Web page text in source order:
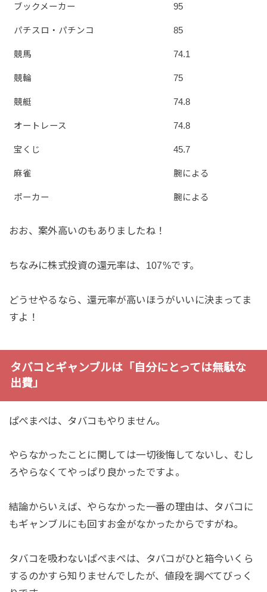
ブックメーカー 95
パチスロ・パチンコ 85
競馬 74.1
競輪 75
競艇 74.8
オートレース 74.8
宝くじ 45.7
麻雀 腕による
ポーカー 腕による
おお、案外高いのもありましたね！
ちなみに株式投資の還元率は、107%です。
どうせやるなら、還元率が高いほうがいいに決まってま
すよ！
タバコとギャンブルは「自分にとっては無駄な
出費」
ぱぺまぺは、タバコもやりません。
やらなかったことに関しては一切後悔してないし、むし
ろやらなくてやっぱり良かったですよ。
結論からいえば、やらなかった一番の理由は、タバコに
もギャンブルにも回すお金がなかったからですがね。
タバコを吸わないぱぺまぺは、タバコがひと箱今いくら
するのかすら知りませんでしたが、値段を調べてびっく